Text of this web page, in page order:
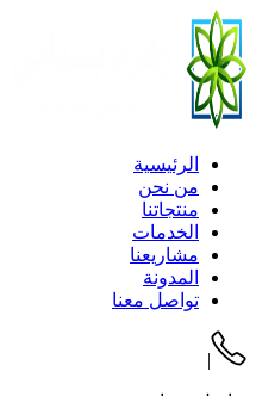
الرئيسية
من نحن
منتجاتنا
الخدمات
مشاريعنا
المدونة
تواصل معنا
|